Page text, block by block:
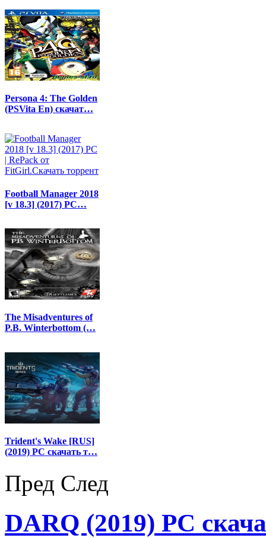
Persona 4: The Golden
(PSVita En) скачат…
Football Manager 2018
[v 18.3] (2017) PC…
The Misadventures of
P.B. Winterbottom (…
Trident's Wake [RUS]
(2019) PC скачать т…
Пред След
DARQ (2019) PC